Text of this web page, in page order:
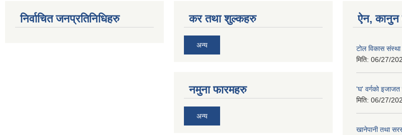
निर्वाचित जनप्रतिनिधिहरु कर तथा शुल्कहरु
अन्य
नमुना फारमहरु
अन्य
ऐन, कानुन
टोल विकास
मिति: 06/27/
'घ' वर्गको इजाजत
मिति: 06/27/
खानेपानी तथा